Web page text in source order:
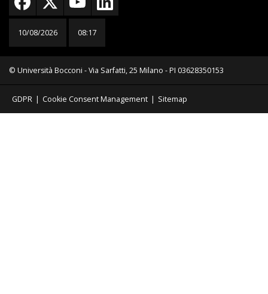
10/08/2026 08:17
© Università Bocconi - Via Sarfatti, 25 Milano - PI 03628350153
GDPR | Cookie Consent Management | Sitemap